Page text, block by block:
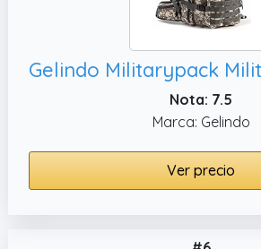
Nota: 7.5
Marca: Gelindo
Ver precio